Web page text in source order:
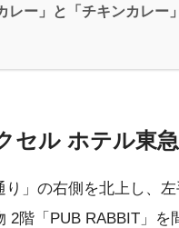
レー」と「チキンカレー
セル ホテル東
り」の右側を北上し、
2階「PUB RABBIT」を